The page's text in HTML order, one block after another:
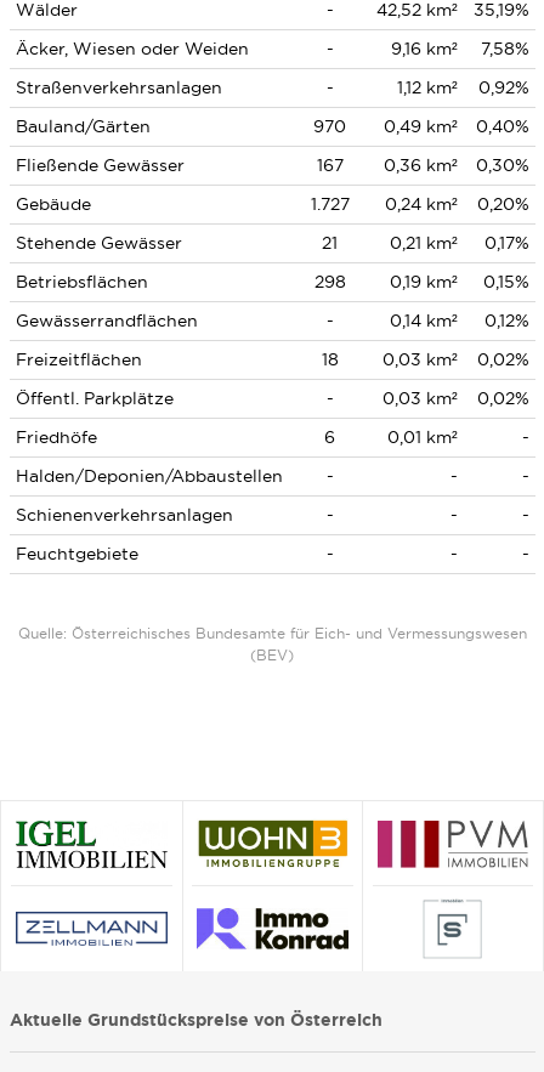
Wälder - 42,52 km²
35,19%
Äcker, Wiesen oder Weiden
- 9,16 km²
7,58%
Straßenverkehrsanlagen
- 1,12 km²
0,92%
Bauland/Gärten
970 0,49 km²
0,40%
Fließende Gewässer
167 0,36 km²
0,30%
Gebäude
1.727 0,24 km²
0,20%
Stehende Gewässer
21 0,21 km²
0,17%
Betriebsflächen
298 0,19 km²
0,15%
Gewässerrandflächen
- 0,14 km²
0,12%
Freizeitflächen
18 0,03 km²
0,02%
Öffentl. Parkplätze
- 0,03 km²
0,02%
Friedhöfe
6 0,01 km²
-
Halden/Deponien/Abbaustellen
- -
-
Schienenverkehrsanlagen
- -
-
Feuchtgebiete
- - -
Quelle: Österreichisches Bundesamte für Eich- und Vermessungswesen
(BEV)
Aktuelle Grundstückspreise von Österreich